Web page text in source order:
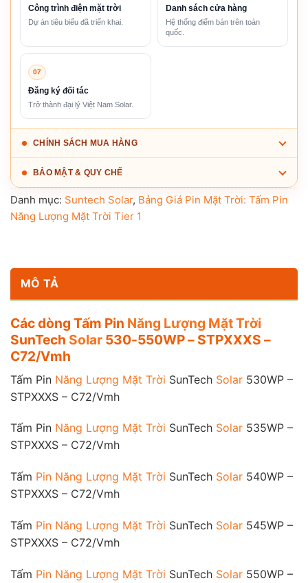
Công trình điện mặt trời
Dự án tiêu biểu đã triển khai.
Danh sách cửa hàng
Hệ thống điểm bán trên toàn
quốc.
07
Đăng ký đối tác
Trở thành đại lý Việt Nam Solar.
CHÍNH SÁCH MUA HÀNG
BẢO MẬT & QUY CHẾ
Danh mục: Suntech Solar, Bảng Giá Pin Mặt Trời: Tấm Pin
Năng Lượng Mặt Trời Tier 1
MÔ TẢ
Các dòng Tấm Pin Năng Lượng Mặt Trời
SunTech Solar 530-550WP – STPXXXS –
C72/Vmh
Tấm Pin Năng Lượng Mặt Trời SunTech Solar 530WP –
STPXXXS – C72/Vmh
Tấm Pin Năng Lượng Mặt Trời SunTech Solar 535WP –
STPXXXS – C72/Vmh
Tấm Pin Năng Lượng Mặt Trời SunTech Solar 540WP –
STPXXXS – C72/Vmh
Tấm Pin Năng Lượng Mặt Trời SunTech Solar 545WP –
STPXXXS – C72/Vmh
Tấm Pin Năng Lượng Mặt Trời SunTech Solar 550WP –